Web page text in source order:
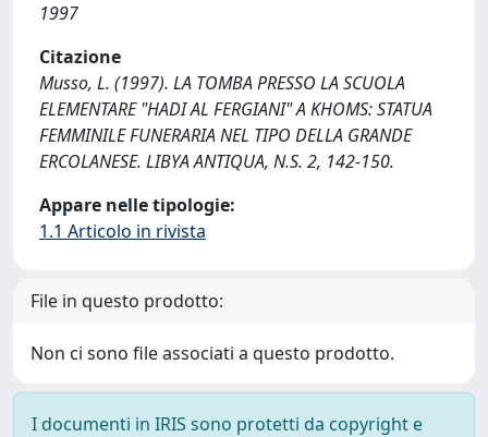
1997
Citazione
Musso, L. (1997). LA TOMBA PRESSO LA SCUOLA
ELEMENTARE "HADI AL FERGIANI" A KHOMS: STATUA
FEMMINILE FUNERARIA NEL TIPO DELLA GRANDE
ERCOLANESE. LIBYA ANTIQUA, N.S. 2, 142-150.
Appare nelle tipologie:
1.1 Articolo in rivista
File in questo prodotto:
Non ci sono file associati a questo prodotto.
I documenti in IRIS sono protetti da copyright e